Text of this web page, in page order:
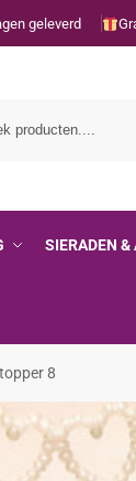
geleverd
SIERADEN &
8